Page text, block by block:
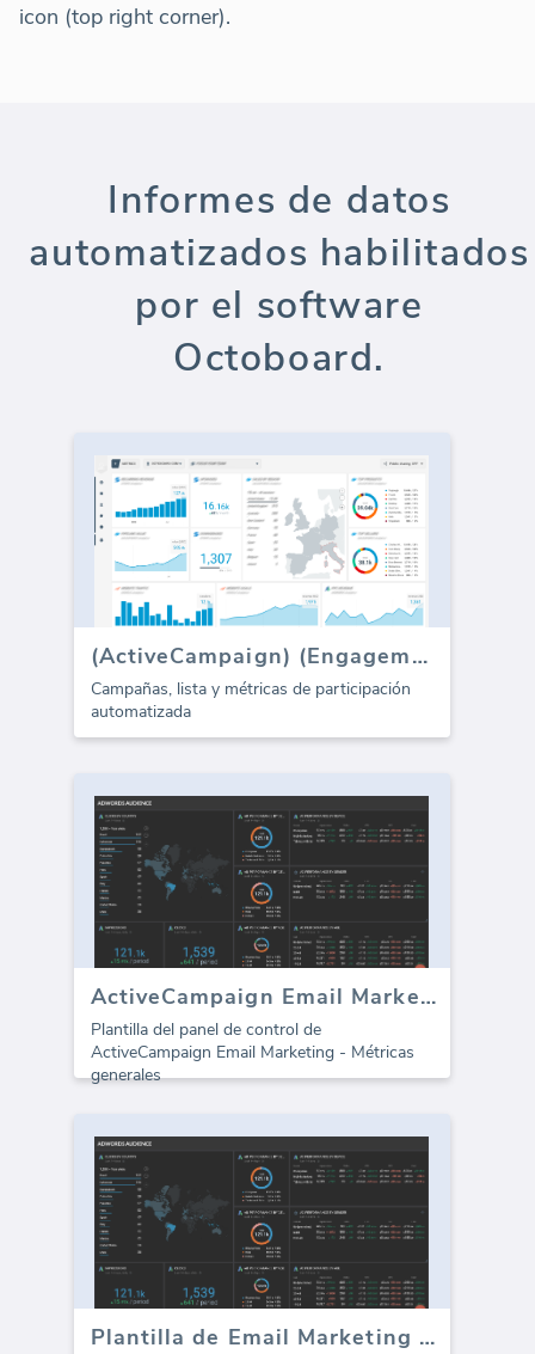
icon (top right corner).
Informes de datos
automatizados habilitados
por el software
Octoboard.
(ActiveCampaign) (Engagement)
Campañas, lista y métricas de participación
automatizada
ActiveCampaign Email Marketing
Plantilla del panel de control de
ActiveCampaign Email Marketing - Métricas
generales
Plantilla de Email Marketing de ActiveCampaign (Informe)